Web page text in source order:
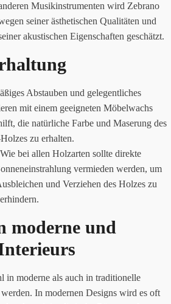
Musikinstrumenten wird Zebrano
seiner ästhetischen Qualitäten und
akustischen Eigenschaften geschätzt.
Abstauben und gelegentliches
mit einem geeigneten Möbelwachs
die natürliche Farbe und Maserung des
zu erhalten.
bei allen Holzarten sollte direkte
vermieden werden, um
und Verziehen des Holzes zu
moderne und
in moderne als auch in traditionelle
In modernen Designs wird es oft